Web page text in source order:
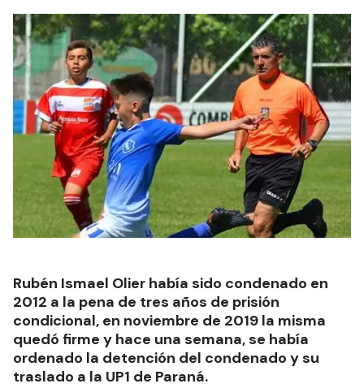
Rubén Ismael Olier había sido condenado en
2012 a la pena de tres años de prisión
condicional, en noviembre de 2019 la misma
quedó firme y hace una semana, se había
ordenado la detención del condenado y su
traslado a la UP1 de Paraná.